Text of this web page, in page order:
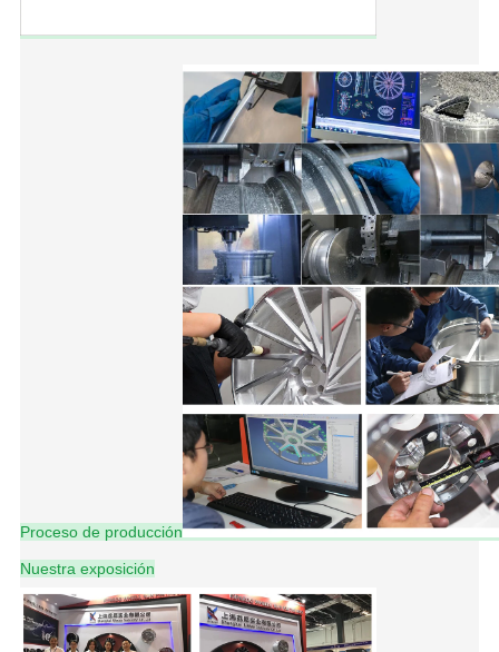
Proceso de producción
Nuestra exposición